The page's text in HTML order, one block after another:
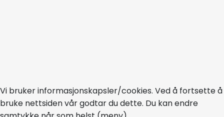
Vi bruker informasjonskapsler/cookies. Ved å fortsette å
bruke nettsiden vår godtar du dette. Du kan endre